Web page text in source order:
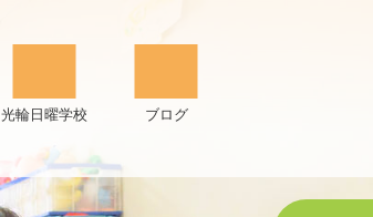
光輪日曜学校 ブログ